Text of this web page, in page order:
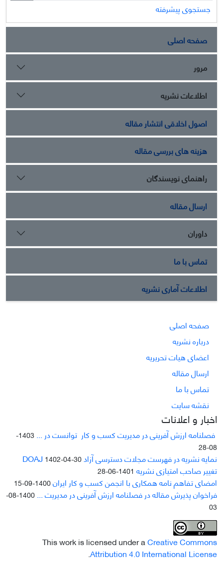
جستجوی پیشرفته
صفحه اصلی
مرور
اطلاعات نشریه
اصول اخلاقی انتشار مقاله
هزینه های بررسی مقاله
راهنمای نویسندگان
ارسال مقاله
داوران
تماس با ما
اطلاعات آماری نشریه
صفحه اصلی
درباره نشریه
اعضای هیات تحریریه
ارسال مقاله
تماس با ما
نقشه سایت
اخبار و اعلانات
فصلنامه ارزش آفرینی در مدیریت کسب و کار توانست در ...
1403-
08-28
نمایه نشریه در فهرست مجلات دسترسی آزاد DOAJ1402-04-30
تغییر صاحب امتیازی نشریه 1401-06-28
امضای تفاهم نامه همکاری با انجمن کسب و کار ایران1400-09-15
فراخوان پذیرش مقاله در فصلنامه ارزش آفرینی در مدیریت ...
1400-08-
03
This work is licensed under aCreative Commons
Attribution 4.0 International License
.